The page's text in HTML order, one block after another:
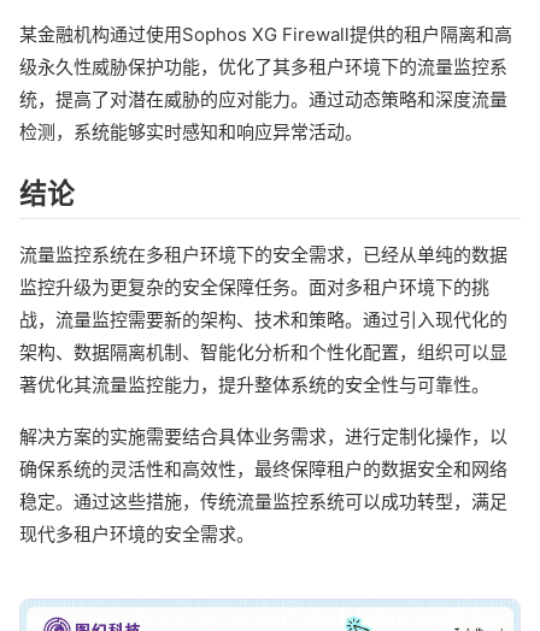
某金融机构通过使用Sophos XG Firewall提供的租户隔离和高
级永久性威胁保护功能，优化了其多租户环境下的流量监控系
统，提高了对潜在威胁的应对能力。通过动态策略和深度流量
检测，系统能够实时感知和响应异常活动。
结论
流量监控系统在多租户环境下的安全需求，已经从单纯的数据
监控升级为更复杂的安全保障任务。面对多租户环境下的挑
战，流量监控需要新的架构、技术和策略。通过引入现代化的
架构、数据隔离机制、智能化分析和个性化配置，组织可以显
著优化其流量监控能力，提升整体系统的安全性与可靠性。
解决方案的实施需要结合具体业务需求，进行定制化操作，以
确保系统的灵活性和高效性，最终保障租户的数据安全和网络
稳定。通过这些措施，传统流量监控系统可以成功转型，满足
现代多租户环境的安全需求。